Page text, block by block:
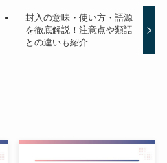
封入の意味・使い方・語源
を徹底解説！注意点や類語
との違いも紹介